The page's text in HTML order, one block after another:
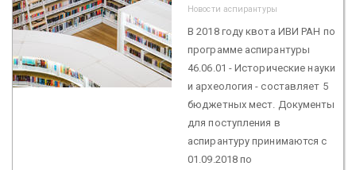
Новости аспирантуры
В 2018 году квота ИВИ РАН по
программе аспирантуры
46.06.01 - Исторические науки
и археология - составляет 5
бюджетных мест. Документы
для поступления в
аспирантуру принимаются с
01.09.2018 по